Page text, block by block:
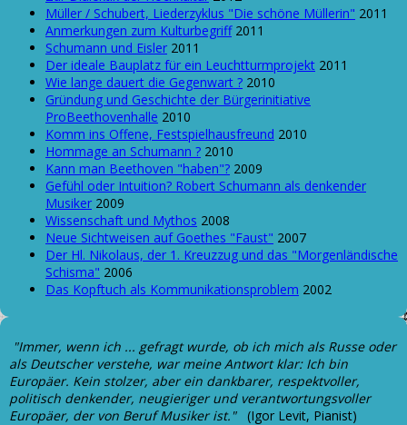
Müller / Schubert, Liederzyklus "Die schöne Müllerin" 2011
Anmerkungen zum Kulturbegriff2011
Schumann und Eisler 2011
Der ideale Bauplatz für ein Leuchtturmprojekt 2011
Wie lange dauert die Gegenwart ? 2010
Gründung und Geschichte der Bürgerinitiative
ProBeethovenhalle 2010
Komm ins Offene, Festspielhausfreund 2010
Hommage an Schumann ? 2010
Kann man Beethoven "haben"? 2009
Gefühl oder Intuition? Robert Schumann als denkender
Musiker 2009
Wissenschaft und Mythos 2008
Neue Sichtweisen auf Goethes "Faust" 2007
Der Hl. Nikolaus, der 1. Kreuzzug und das "Morgenländische
Schisma" 2006
Das Kopftuch als Kommunikationsproblem 2002
"Immer, wenn ich ... gefragt wurde, ob ich mich als Russe oder
als Deutscher verstehe, war meine Antwort klar: Ich bin
Europäer. Kein stolzer, aber ein dankbarer, respektvoller,
politisch denkender, neugieriger und verantwortungsvoller
Europäer, der von Beruf Musiker ist." (Igor Levit, Pianist)